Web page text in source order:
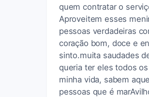
quem contratar o
Aproveitem esses
pessoas verdadeiras
coração bom, doce e
sinto.muita saudades
queria ter eles todos
minha vida, sabem
pessoas que é